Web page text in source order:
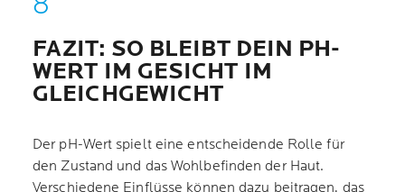
FAZIT: SO BLEIBT DEIN PH-
WERT IM GESICHT IM
GLEICHGEWICHT
Der pH-Wert spielt eine entscheidende Rolle für
den Zustand und das Wohlbefinden der Haut.
Verschiedene Einflüsse können dazu beitragen, das